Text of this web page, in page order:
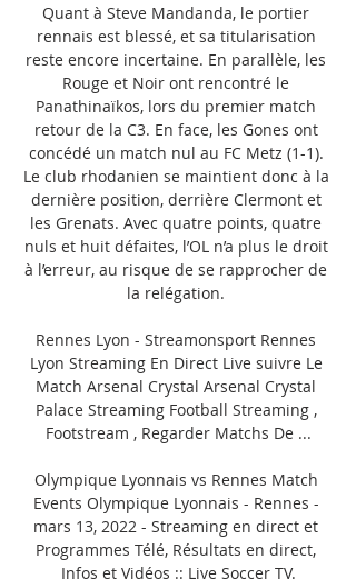
Quant à Steve Mandanda, le portier
rennais est blessé, et sa titularisation
reste encore incertaine. En parallèle, les
Rouge et Noir ont rencontré le
Panathinaïkos, lors du premier match
retour de la C3. En face, les Gones ont
concédé un match nul au FC Metz (1-1).
Le club rhodanien se maintient donc à la
dernière position, derrière Clermont et
les Grenats. Avec quatre points, quatre
nuls et huit défaites, l’OL n’a plus le droit
à l’erreur, au risque de se rapprocher de
la relégation.
Rennes Lyon - Streamonsport Rennes
Lyon Streaming En Direct Live suivre Le
Match Arsenal Crystal Arsenal Crystal
Palace Streaming Football Streaming ,
Footstream , Regarder Matchs De ...
Olympique Lyonnais vs Rennes Match
Events Olympique Lyonnais - Rennes -
mars 13, 2022 - Streaming en direct et
Programmes Télé, Résultats en direct,
Infos et Vidéos :: Live Soccer TV.